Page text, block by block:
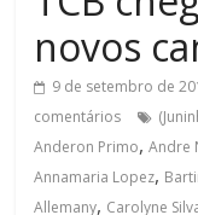
novos
9 de setembro de
comentários
Anderon Primo,Andre
Annamaria Lopez,
Allemany, Carolyne